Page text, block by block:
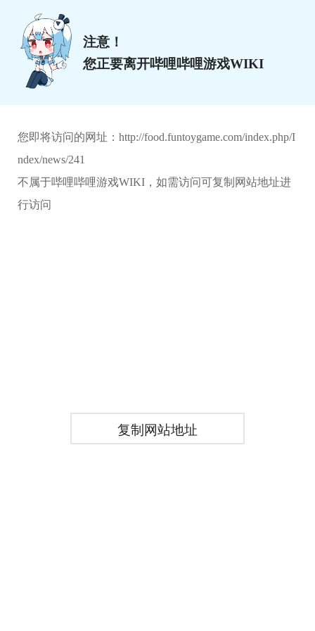
注意！
您正要离开哔哩哔哩游戏WIKI
您即将访问的网址： http://food.funtoygame.com/index.php/I
ndex/news/241
不属于哔哩哔哩游戏WIKI，如需访问可复制网站地址进
行访问
复制网站地址